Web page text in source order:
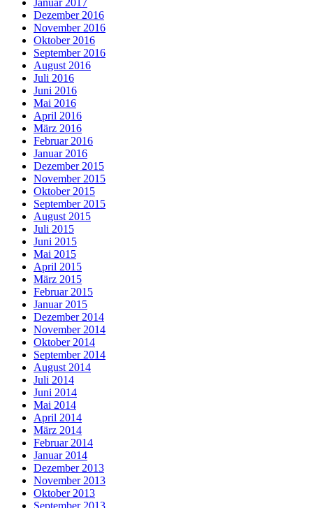
Dezember 2016
November 2016
Oktober 2016
September 2016
August 2016
Juli 2016
Juni 2016
Mai 2016
April 2016
März 2016
Februar 2016
Januar 2016
Dezember 2015
November 2015
Oktober 2015
September 2015
August 2015
Juli 2015
Juni 2015
Mai 2015
April 2015
März 2015
Februar 2015
Januar 2015
Dezember 2014
November 2014
Oktober 2014
September 2014
August 2014
Juli 2014
Juni 2014
Mai 2014
April 2014
März 2014
Februar 2014
Januar 2014
Dezember 2013
November 2013
Oktober 2013
September 2013